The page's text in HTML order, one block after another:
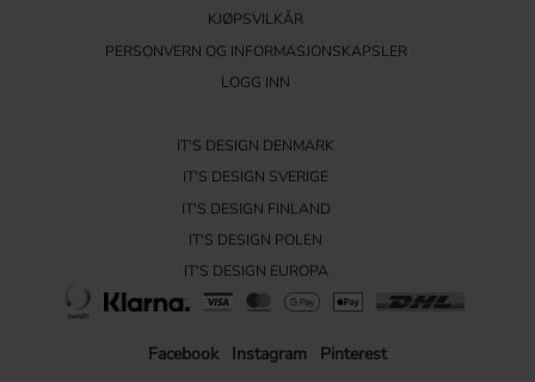
KJØPSVILKÅR
PERSONVERN OG INFORMASJONSKAPSLER
LOGG INN
IT'S DESIGN DENMARK
IT'S DESIGN SVERIGE
IT'S DESIGN FINLAND
IT'S DESIGN POLEN
IT'S DESIGN EUROPA
Facebook Instagram Pinterest